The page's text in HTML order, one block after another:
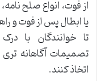
از فوت، انواع صلح
یا ابطال پس از فوت و
تا خوانندگان با
تصمیمات آگاهانه
اتخاذ کنند.